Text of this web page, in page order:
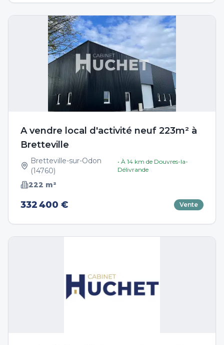
A vendre local d'activité neuf 223m² à
Bretteville
Bretteville-sur-Odon
(14760)
• À14 km de Douvres-la-
Délivrande
222 m²
332 400 € Vente